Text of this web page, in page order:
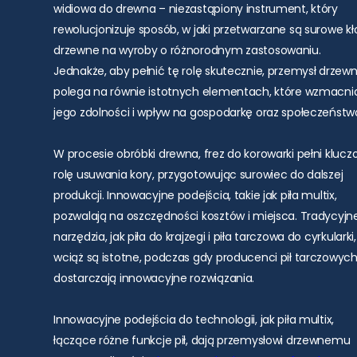
widiowa do drewna – niezastąpiony instrument, który
rewolucjonizuje sposób, w jaki przetwarzane są surowe
drzewne na wyroby o różnorodnym zastosowaniu.
Jednakże, aby pełnić tę rolę skutecznie, przemysł
polega na równie istotnych elementach, które
jego zdolności i wpływ na gospodarkę oraz
W procesie obróbki drewna, frez do korowarki pełni
rolę usuwania kory, przygotowując surowiec do dalszej
produkcji. Innowacyjne podejścia, takie jak piła multix,
pozwalają na oszczędności kosztów i miejsca.
narzędzia, jak piła do krajzegi i piła tarczowa do cyrkularki,
wciąż są istotne, podczas gdy producenci pił tarczowych
dostarczają innowacyjne rozwiązania.
Innowacyjne podejścia do technologii, jak piła multix,
łączące różne funkcje pił, dają przemysłowi drzewnemu